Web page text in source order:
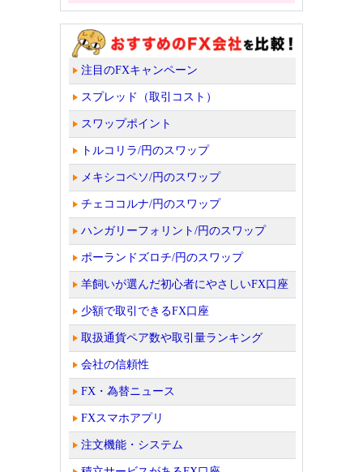
注目のFXキャンペーン
スプレッド（取引コスト）
スワップポイント
トルコリラ/円のスワップ
メキシコペソ/円のスワップ
チェココルナ/円のスワップ
ハンガリーフォリント/円のスワップ
ポーランドズロチ/円のスワップ
羊飼いが選んだ初心者にやさしいFX口座
少額で取引できるFX口座
取扱通貨ペア数や取引量ランキング
会社の信頼性
FX・為替ニュース
FXスマホアプリ
注文機能・システム